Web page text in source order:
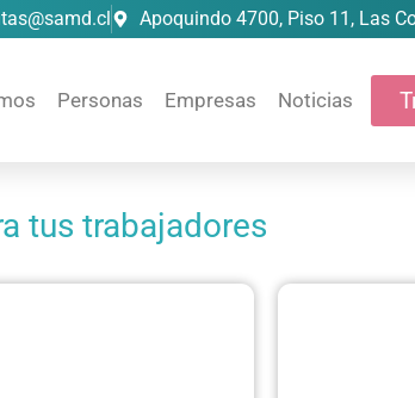
Apoquindo 4700, Piso 11, Las
Personas Empresas Noticias
tus trabajadores